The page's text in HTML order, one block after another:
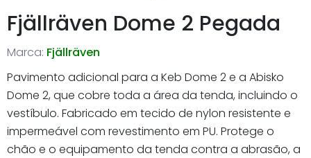
Fjällräven Dome 2 Pegada
Marca: Fjällräven
Pavimento adicional para a Keb Dome 2 e a Abisko
Dome 2, que cobre toda a área da tenda, incluindo o
vestíbulo. Fabricado em tecido de nylon resistente e
impermeável com revestimento em PU. Protege o
chão e o equipamento da tenda contra a abrasão, a